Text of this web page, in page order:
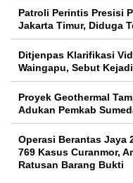
Patroli Perintis Presisi
Jakarta Timur, Diduga
Ditjenpas Klarifikasi
Waingapu, Sebut
Proyek Geothermal
Adukan Pemkab
Operasi Berantas Jaya
769 Kasus Curanmor,
Ratusan Barang Bukti